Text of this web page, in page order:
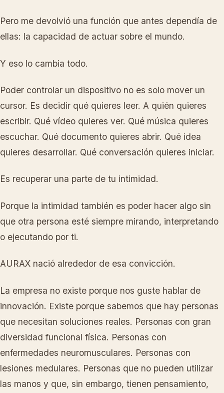
Pero me devolvió una función que antes dependía de
ellas: la capacidad de actuar sobre el mundo.
Y eso lo cambia todo.
Poder controlar un dispositivo no es solo mover un
cursor. Es decidir qué quieres leer. A quién quieres
escribir. Qué vídeo quieres ver. Qué música quieres
escuchar. Qué documento quieres abrir. Qué idea
quieres desarrollar. Qué conversación quieres iniciar.
Es recuperar una parte de tu intimidad.
Porque la intimidad también es poder hacer algo sin
que otra persona esté siempre mirando, interpretando
o ejecutando por ti.
AURAX nació alrededor de esa convicción.
La empresa no existe porque nos guste hablar de
innovación. Existe porque sabemos que hay personas
que necesitan soluciones reales. Personas con gran
diversidad funcional física. Personas con
enfermedades neuromusculares. Personas con
lesiones medulares. Personas que no pueden utilizar
las manos y que, sin embargo, tienen pensamiento,